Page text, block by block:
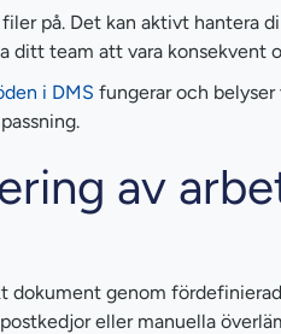
på. Det kan aktivt hantera
ditt team att vara konsekvent
i DMS fungerar och
av
genom
eller manuella